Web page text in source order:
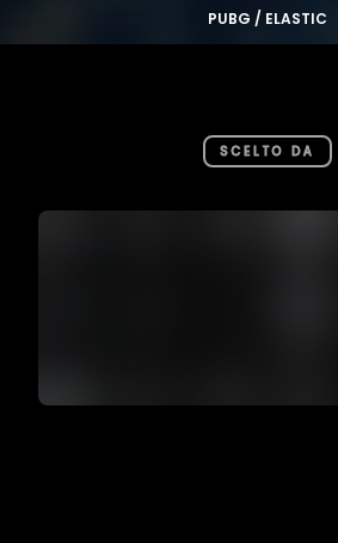
PUBG / ELASTIC
SCELTO DA